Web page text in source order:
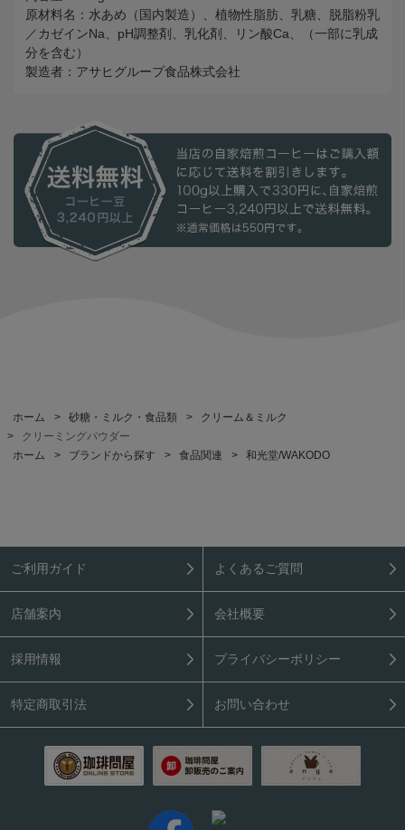
原材料名：水あめ（国内製造）、植物性脂肪、乳糖、脱脂粉乳
／カゼインNa、pH調整剤、乳化剤、リン酸Ca、（一部に乳成
分を含む）
製造者：アサヒグループ食品株式会社
ホーム > 砂糖・ミルク・食品類 >
クリーム＆ミルク
>
クリーミングパウダー
ホーム
> ブランドから探す > 食品関連 > 和光堂/WAKODO
ご利用ガイド よくあるご質問
店舗案内 会社概要
採用情報 プライバシーポリシー
特定商取引法 お問い合わせ